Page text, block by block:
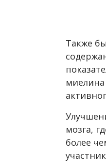
Также
миелина
мозга,
более